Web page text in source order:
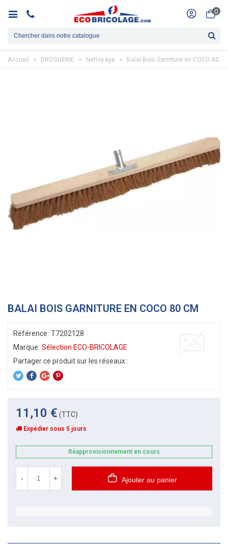
0
Accueil > DROGUERIE > Nettoyage > Balai Bois Garniture en COCO 80
BALAI BOIS GARNITURE EN COCO 80 CM
Référence: T7202128
Marque: Sélection ECO-BRICOLAGE
11,10 € (TTC)
Expédier sous 5 jours
Réapprovisionnement en cours
- + Ajouter au panier